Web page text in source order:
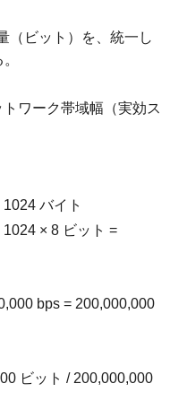
（ビット）を、統一し
ワーク帯域幅（実効ス
バイト
× 8 ビット =
bps = 200,000,000
ビット / 200,000,000